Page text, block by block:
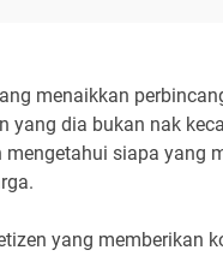
menaikkan
yang dia bukan nak
mengetahui siapa yang
yang memberikan